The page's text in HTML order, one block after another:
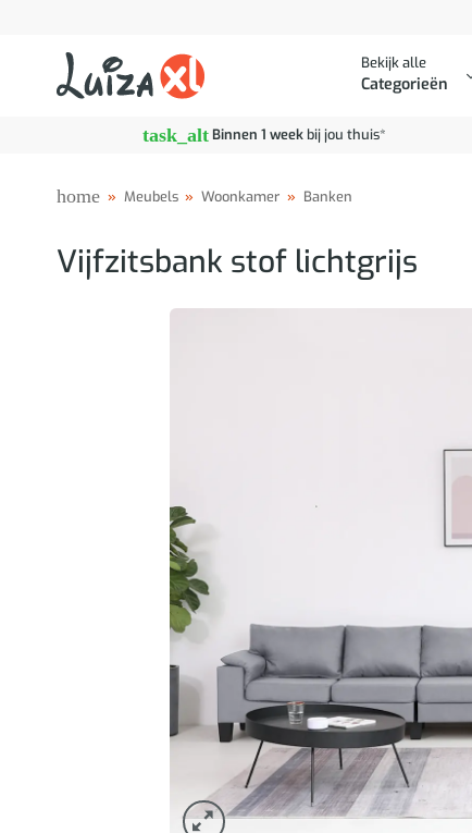
Bekijk alle
Categorieën
task_altBinnen 1 weekbij jou thuis*
home » Meubels » Woonkamer » Banken
Vijfzitsbank stof lichtgrijs